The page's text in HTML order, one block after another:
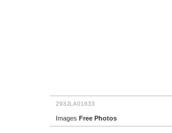
293JLA01633
Images Free Photos